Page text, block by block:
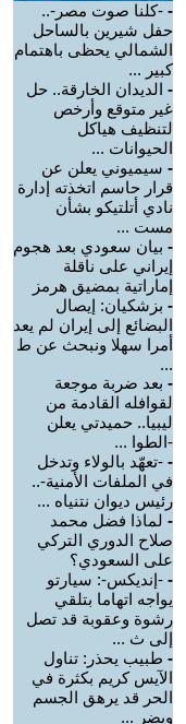
- -كلنا صوت مصر-..
حفل شيرين بالساحل
الشمالي يحظى باهتمام
كبير ...
- الديدان الخارقة.. حل
غير متوقع وأرخص
لتنظيف هياكل
الحيوانات ...
- سيميوني يعلن عن
قرار حاسم اتخذته إدارة
نادي أتلتيكو بشأن
مست ...
- بيان سعودي بعد هجوم
إيراني على ناقلة
إماراتية بمضيق هرمز
- بزشكيان: إيصال
البضائع إلى إيران لم يعد
أمرا سهلا ونبحث عن ط
...
- بعد ضربة موجعة
لقوافله القادمة من
ليبيا.. حميدتي يعلن
-الطوا ...
- -تعهّد بالولاء وتدخل
في الملفات الأمنية-..
رئيس ديوان نتنياه ...
- لماذا فضل محمد
صلاح الدوري التركي
على السعودي؟
- -إنديكس-: سيارتو
يواجه اتهاما بتلقي
رشوة وعقوبة قد تصل
إلى ث ...
- طبيب يحذر: تناول
الآيس كريم بكثرة في
الحر قد يرهق الجسم
ويضر ...